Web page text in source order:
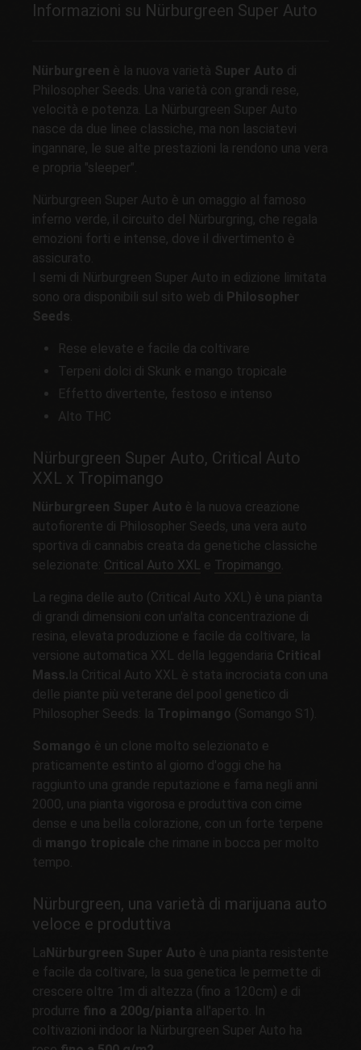
Informazioni su Nürburgreen Super Auto
Nürburgreen è la nuova varietà Super Auto di
Philosopher Seeds. Una varietà con grandi rese,
velocità e potenza. La Nürburgreen Super Auto
nasce da due linee classiche, ma non lasciatevi
ingannare, le sue alte prestazioni la rendono una vera
e propria "sleeper".
Nürburgreen Super Auto è un omaggio al famoso
inferno verde, il circuito del Nürburgring, che regala
emozioni forti e intense, dove il divertimento è
assicurato.
I semi di Nürburgreen Super Auto in edizione limitata
sono ora disponibili sul sito web di Philosopher
Seeds.
Rese elevate e facile da coltivare
Terpeni dolci di Skunk e mango tropicale
Effetto divertente, festoso e intenso
Alto THC
Nürburgreen Super Auto, Critical Auto
XXL x Tropimango
Nürburgreen Super Auto è la nuova creazione
autofiorente di Philosopher Seeds, una vera auto
sportiva di cannabis creata da genetiche classiche
selezionate: Critical Auto XXL e Tropimango.
La regina delle auto (Critical Auto XXL) è una pianta
di grandi dimensioni con un'alta concentrazione di
resina, elevata produzione e facile da coltivare, la
versione automatica XXL della leggendaria Critical
Mass.la Critical Auto XXL è stata incrociata con una
delle piante più veterane del pool genetico di
Philosopher Seeds: la Tropimango (Somango S1).
Somango è un clone molto selezionato e
praticamente estinto al giorno d'oggi che ha
raggiunto una grande reputazione e fama negli anni
2000, una pianta vigorosa e produttiva con cime
dense e una bella colorazione, con un forte terpene
di mango tropicale che rimane in bocca per molto
tempo.
Nürburgreen, una varietà di marijuana auto
veloce e produttiva
La Nürburgreen Super Auto è una pianta resistente
e facile da coltivare, la sua genetica le permette di
crescere oltre 1m di altezza (fino a 120cm) e di
produrre fino a 200g/pianta all'aperto. In
coltivazioni indoor la Nürburgreen Super Auto ha